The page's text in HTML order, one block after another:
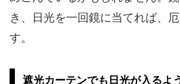
き、日光を一回鏡に当てれば、
す。
遮光カーテンでも日光が入るよ